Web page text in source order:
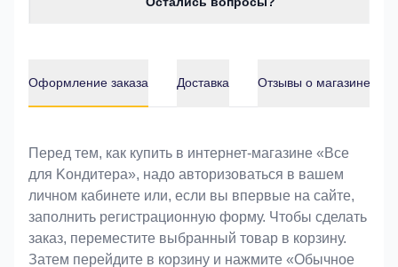
Оформление заказа Доставка Отзывы о магазине
Оформление заказа
Перед тем, как купить в интернет-магазине «Bce
для Koндитeрa», надо авторизоваться в вашем
личном кабинете или, если вы впервые на сайте,
заполнить регистрационную форму. Чтобы сделать
заказ, переместите выбранный товар в корзину.
Затем перейдите в корзину и нажмите «Обычное